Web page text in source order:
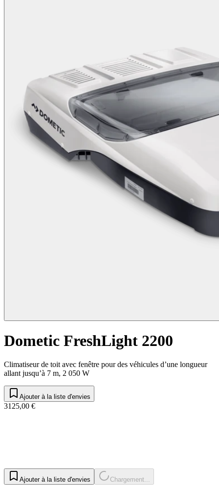
Dometic FreshLight 2200
Climatiseur de toit avec fenêtre pour des véhicules d’une longueur
allant jusqu’à 7 m, 2 050 W
Ajouter à la liste d'envies
3125,00 €
Ajouter à la liste d'envies Chargement...